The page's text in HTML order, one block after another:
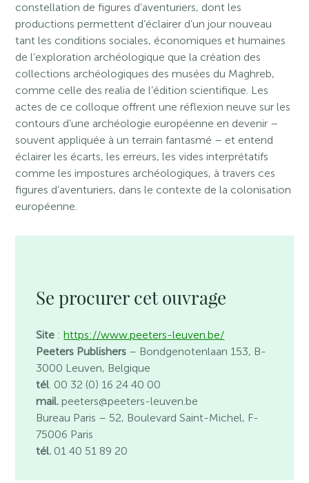
constellation de figures d’aventuriers, dont les
productions permettent d’éclairer d’un jour nouveau
tant les conditions sociales, économiques et humaines
de l’exploration archéologique que la création des
collections archéologiques des musées du Maghreb,
comme celle des realia de l’édition scientifique. Les
actes de ce colloque offrent une réflexion neuve sur les
contours d’une archéologie européenne en devenir –
souvent appliquée à un terrain fantasmé – et entend
éclairer les écarts, les erreurs, les vides interprétatifs
comme les impostures archéologiques, à travers ces
figures d’aventuriers, dans le contexte de la colonisation
européenne.
Se procurer cet ouvrage
Site :https://www.peeters-leuven.be/
Peeters Publishers – Bondgenotenlaan 153, B-
3000 Leuven, Belgique
tél. 00 32 (0) 16 24 40 00
mail. peeters@peeters-leuven.be
Bureau Paris – 52, Boulevard Saint-Michel, F-
75006 Paris
tél. 01 40 51 89 20